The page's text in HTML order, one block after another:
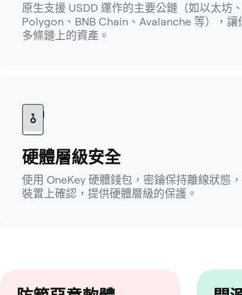
原生支援 USDD 運作的主要公鏈（如以太坊
Polygon、BNB Chain、Avalanche 等），讓
多條鏈上的資產。
硬體層級安全
使用 OneKey 硬體錢包，密鑰保持離線狀態
裝置上確認，提供硬體層級的保護。